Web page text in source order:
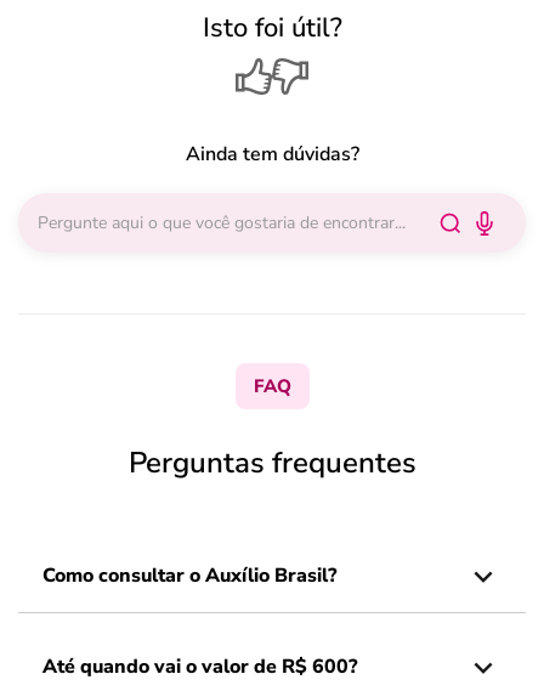
Isto foi útil?
Ainda tem dúvidas?
FAQ
Perguntas frequentes
Como consultar o Auxílio Brasil?
Até quando vai o valor de R$ 600?